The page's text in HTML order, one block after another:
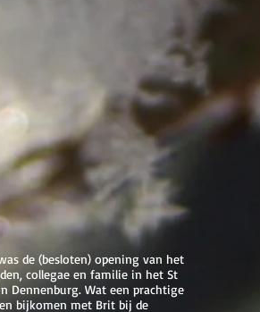
de (besloten) opening van het
collegae en familie in het St
Dennenburg. Wat een prachtige
bijkomen met Brit bij de